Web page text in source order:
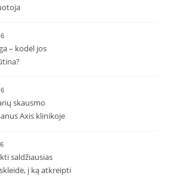
– kodėl jos
skausmo
Axis klinikoje
saldžiausias
į ką atkreipti